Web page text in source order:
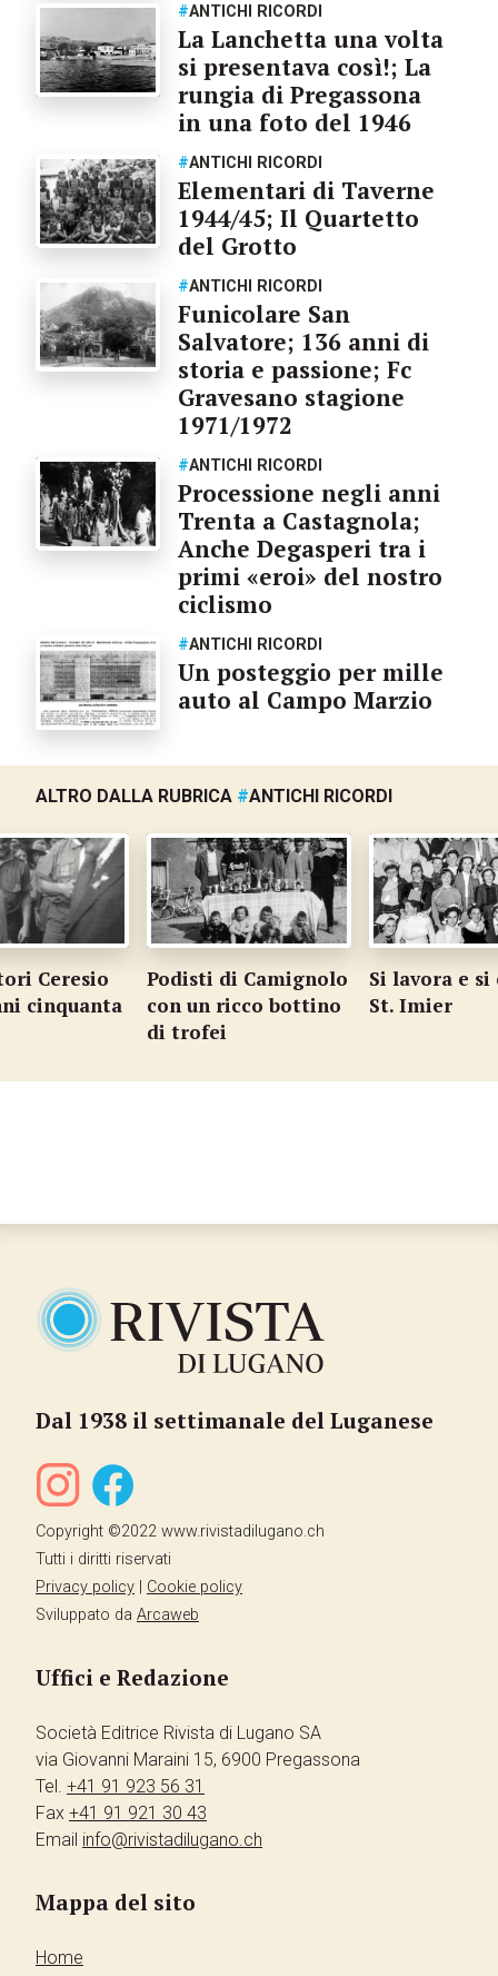
#ANTICHI RICORDI
La Lanchetta una volta
si presentava così!; La
rungia di Pregassona
in una foto del 1946
#ANTICHI RICORDI
Elementari di Taverne
1944/45; Il Quartetto
del Grotto
#ANTICHI RICORDI
Funicolare San
Salvatore; 136 anni di
storia e passione; Fc
Gravesano stagione
1971/1972
#ANTICHI RICORDI
Processione negli anni
Trenta a Castagnola;
Anche Degasperi tra i
primi «eroi» del nostro
ciclismo
#ANTICHI RICORDI
Un posteggio per mille
auto al Campo Marzio
ALTRO DALLA RUBRICA #ANTICHI RICORDI
Ceresio
cinquanta
Podisti di Camignolo
con un ricco bottino
di trofei
Si lavora e si
St. Imier
Dal 1938 il settimanale del Luganese
Copyright ©2022 www.rivistadilugano.ch
Tutti i diritti riservati
Privacy policy
Cookie policy
Sviluppato da Arcaweb
Uffici e Redazione
Società Editrice Rivista di Lugano SA
via Giovanni Maraini 15, 6900 Pregassona
Tel. +41 91 923 56 31
Fax +41 91 921 30 43
Email info@rivistadilugano.ch
Mappa del sito
Home